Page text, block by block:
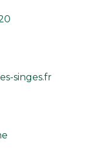
singes.fr